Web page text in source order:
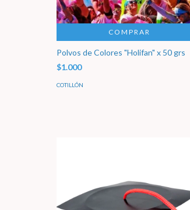
COMPRAR
Polvos de Colores "Holifan" x 50 grs
$1.000
COTILLÓN